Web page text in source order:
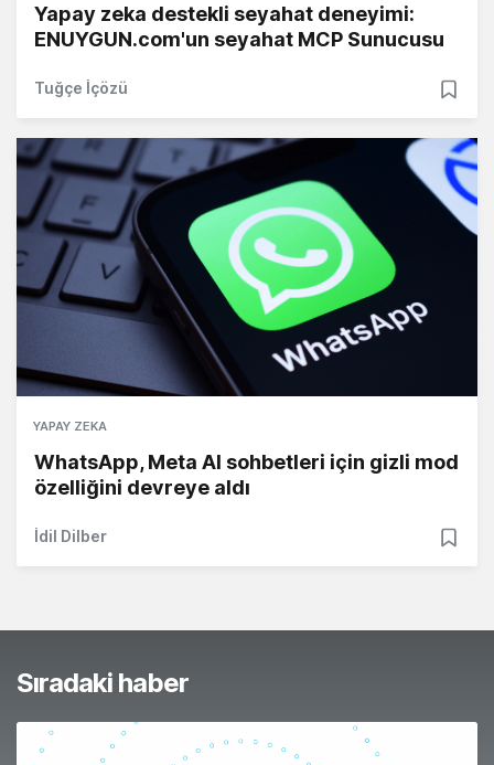
Yapay zeka destekli seyahat deneyimi:
ENUYGUN.com'un seyahat MCP Sunucusu
Tuğçe İçözü
YAPAY ZEKA
WhatsApp, Meta AI sohbetleri için gizli mod
özelliğini devreye aldı
İdil Dilber
Sıradaki haber